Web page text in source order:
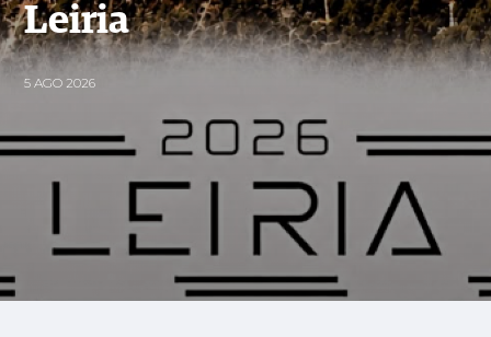
Leiria
5 AGO 2026